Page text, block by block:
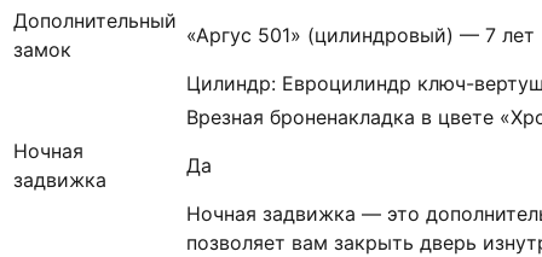
Дополнительный
замок
«Аргус 501» (цилиндровый) — 7 лет
Цилиндр: Евроцилиндр ключ-
Врезная броненакладка в цвете
Ночная
задвижка
Да
Ночная задвижка — это
позволяет вам закрыть дверь